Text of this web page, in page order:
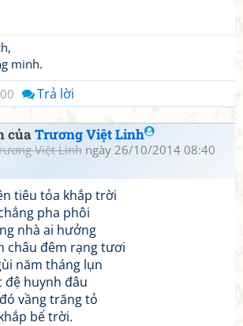
minh.
Trả lời
củaTrương Việt Linh
Việt Linh ngày 26/10/2014 08:40
tiêu tỏa khắp trời
pha phôi
nhà ai hưởng
châu đêm rạng tươi
năm tháng lụn
đệ huynh đâu
vầng trăng tỏ
bể trời.